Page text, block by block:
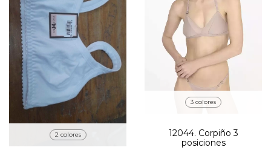
2 colores
3 colores
12044. Corpiño 3
posiciones